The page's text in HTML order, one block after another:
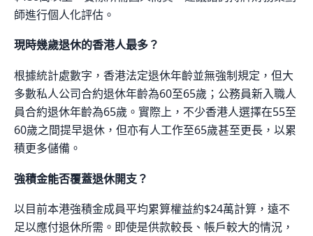
師進行個人化評估。
現時幾歲退休的香港人最多？
根據統計處數字，香港法定退休年齡並無強制規定，但大
多數私人公司合約退休年齡為60至65歲；公務員新入職人
員合約退休年齡為65歲。實際上，不少香港人選擇在55至
60歲之間提早退休，但亦有人工作至65歲甚至更長，以累
積更多儲備。
強積金能否覆蓋退休開支？
以目前本港強積金成員平均累算權益約$24萬計算，遠不
足以應付退休所需。即使是供款較長、帳戶較大的情況，